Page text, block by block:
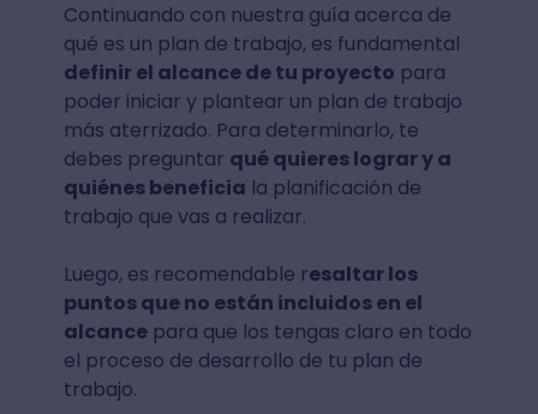
Continuando con nuestra guía acerca de
qué es un plan de trabajo, es fundamental
definir el alcance de tu proyecto para
poder iniciar y plantear un plan de trabajo
más aterrizado. Para determinarlo, te
debes preguntar qué quieres lograr y a
quiénes beneficia la planificación de
trabajo que vas a realizar.
Luego, es recomendable resaltar los
puntos que no están incluidos en el
alcancepara que los tengas claro en todo
el proceso de desarrollo de tu plan de
trabajo.